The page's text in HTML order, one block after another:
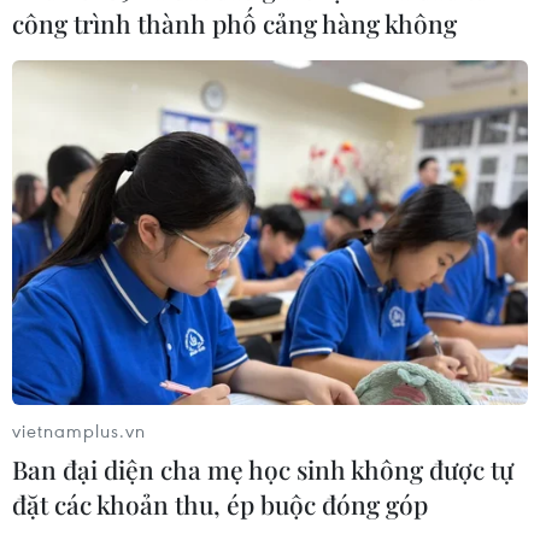
Nhận định Việt Nam vs
Indonesia: Thầy Kim cần thay đổi để
giành chiến thắng?
Xem thêm
CƠ QUAN CHỦ QUẢN: THÔNG TẤN XÃ VIỆT NAM
Tổng Biên tập: TRẦN TIẾN DUẨN
Phó Tổng Biên tập: NGUYỄN THỊ TÁM, KHÚC THANH
THỦY
công trình thành phố cảng hàng không
vietnamplus.vn
Ban đại diện cha mẹ học sinh không được tự
đặt các khoản thu, ép buộc đóng góp